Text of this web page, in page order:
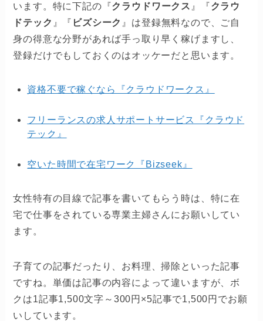
います。特に下記の『クラウドワークス 』『クラウ
ドテック 』『 ビズシーク 』は登録無料なので、ご自
身の得意な分野があれば手っ取り早く稼げますし、
登録だけでもしておくのはオッケーだと思います。
資格不要で稼ぐなら『クラウドワークス』
フリーランスの求人サポートサービス『クラウド
テック』
空いた時間で在宅ワーク『Bizseek』
女性特有の目線で記事を書いてもらう時は、特に在
宅で仕事をされている専業主婦さんにお願いしてい
ます。
子育ての記事だったり、お料理、掃除といった記事
ですね。単価は記事の内容によって違いますが、ボ
クは1記事1,500文字～300円×5記事で1,500円でお願
いしています。